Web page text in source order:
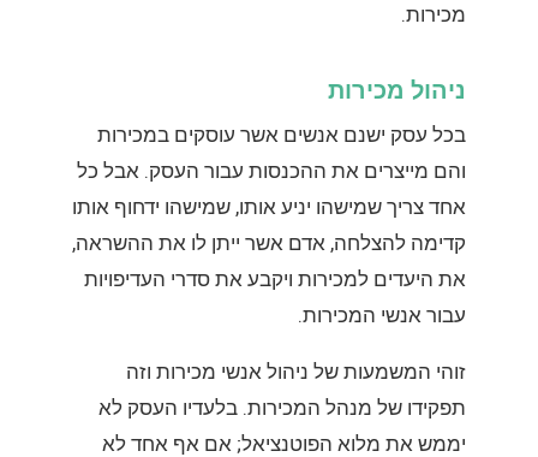
מכירות.
ניהול מכירות
בכל עסק ישנם אנשים אשר עוסקים במכירות
והם מייצרים את ההכנסות עבור העסק. אבל כל
אחד צריך שמישהו יניע אותו, שמישהו ידחוף אותו
קדימה להצלחה, אדם אשר ייתן לו את ההשראה,
את היעדים למכירות ויקבע את סדרי העדיפויות
עבור אנשי המכירות.
זוהי המשמעות של ניהול אנשי מכירות וזה
תפקידו של מנהל המכירות. בלעדיו העסק לא
יממש את מלוא הפוטנציאל; אם אף אחד לא